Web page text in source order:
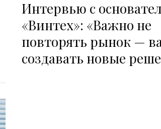
Интервью с
«Винтех»: «Важно не
повторять рынок —
создавать новые